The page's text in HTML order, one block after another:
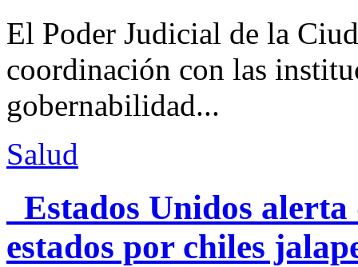
El Poder Judicial de la
coordinación con las
gobernabilidad...
Salud
Estados Unidos alerta
estados por chiles